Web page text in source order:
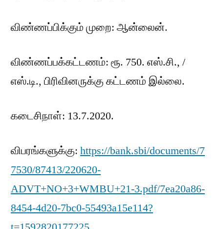
விண்ணப்பிக்கும் முறை: ஆன்லைன்.
விண்ணப்பக்கட்டணம்: ரூ. 750. எஸ்.சி., /
எஸ்.டி., பிரிவினருக்கு கட்டணம் இல்லை.
கடைசிநாள்: 13.7.2020.
விபரங்களுக்கு: https://bank.sbi/documents/7
7530/87413/220620-
ADVT+NO+3+WMBU+21-3.pdf/7ea20a86-
8454-4d20-7bc0-55493a15e114?